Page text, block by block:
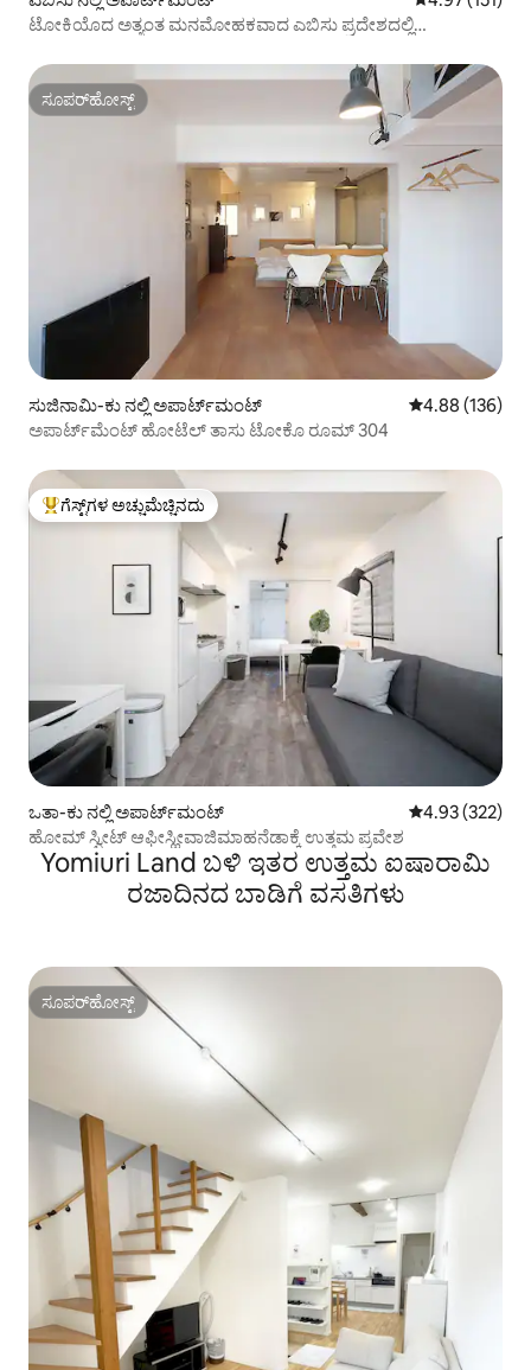
ಟೋಕಿಯೊದ ಅತ್ಯಂತ ಮನಮೋಹಕವಾದ ಎಬಿಸು ಪ್ರದೇಶದಲ್ಲಿ
ಸೂಪರ್‌ಹೋಸ್ಟ್
ಸೂಪರ್‌ಹೋಸ್ಟ್
ಸುಜಿನಾಮಿ-ಕು ನಲ್ಲಿ ಅಪಾರ್ಟ್‌ಮಂಟ್ 5 ರಲ್ಲಿ 4.88
4.88 (136)
ಅಪಾರ್ಟ್‌ಮೆಂಟ್ ಹೋಟೆಲ್ ತಾಸು ಟೋಕೊ ರೂಮ್ 304
ಗೆಸ್ಟ್‌ಗಳಿಗೆ ಅತಿ ಹೆಚ್ಚು ಅಚ್ಚುಮೆಚ್ಚಿನದು
ಗೆಸ್ಟ್‌ಗಳ ಅಚ್ಚುಮೆಚ್ಚಿನದು
ಒತಾ-ಕು ನಲ್ಲಿ ಅಪಾರ್ಟ್‌ಮಂಟ್ 5 ರಲ್ಲಿ 4.93
4.93 (322)
ಹೋಮ್ ಸ್ವೀಟ್ ಆಫೀಸ್ಹೀವಾಜಿಮಾಹನೆಡಾಕ್ಕೆ ಉತ್ತಮ ಪ್ರವೇಶ
Yomiuri Land ಬಳಿ ಇತರ ಉತ್ತಮ ಐಷಾರಾಮಿ
ರಜಾದಿನದ ಬಾಡಿಗೆ ವಸತಿಗಳು
ಸೂಪರ್‌ಹೋಸ್ಟ್
ಸೂಪರ್‌ಹೋಸ್ಟ್